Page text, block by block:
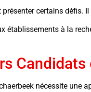
certains
établissements à la
Candidats
nécessite une